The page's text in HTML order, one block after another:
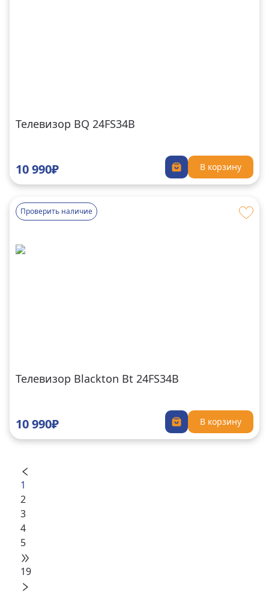
Телевизор BQ 24FS34B
10 990₽ В корзину
Проверить наличие
Телевизор Blackton Bt 24FS34B
10 990₽ В корзину
1
2
3
4
5
19